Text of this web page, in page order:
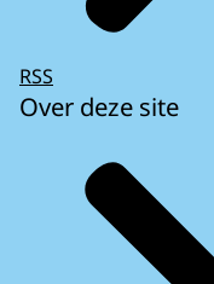
RSS
Over deze site